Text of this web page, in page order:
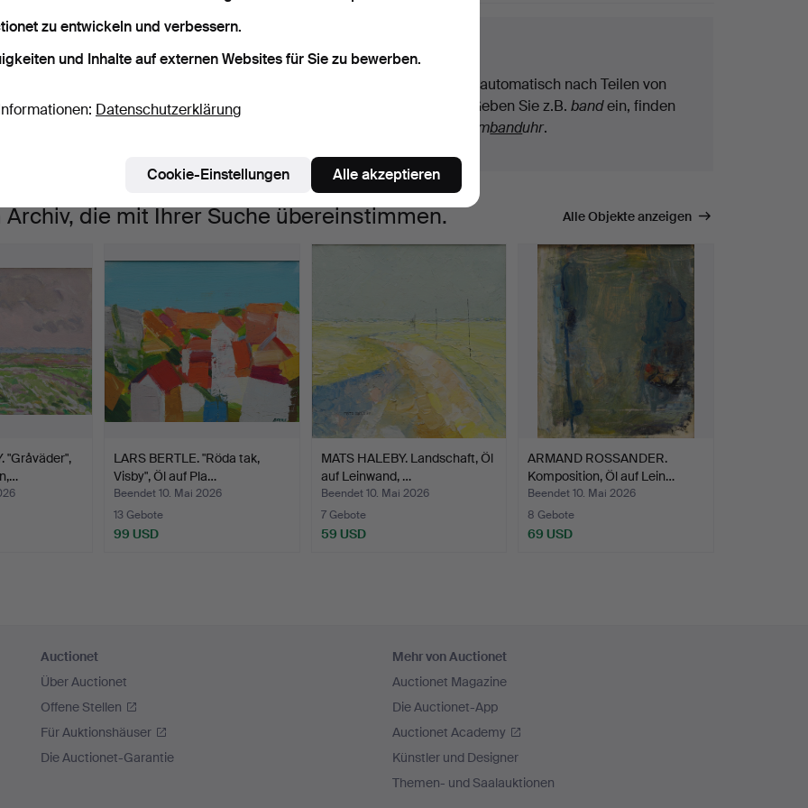
Wir suchen automatisch nach Teilen von
Begriffen. Geben Sie z.B.bandein, finden
Armbanduhr.
die mit Ihrer Suche übereinstimmen. Alle Objekte anzeigen
"Gråväder",
LARS BERTLE. "Röda tak,
Visby", Öl auf Pla…
Beendet 10. Mai 2026
13 Gebote
99 USD
MATS HALEBY. Landschaft, Öl
auf Leinwand, …
Beendet 10. Mai 2026
7 Gebote
59 USD
ARMAND ROSSANDER.
Komposition, Öl auf Lein…
Beendet 10. Mai 2026
8 Gebote
69 USD
Auctionet
Über Auctionet
Offene Stellen
Für Auktionshäuser
Die Auctionet-Garantie
Mehr von Auctionet
Auctionet Magazine
Die Auctionet-App
Auctionet Academy
Künstler und Designer
Themen- und Saalauktionen
zu entwickeln und verbessern.
und Inhalte auf externen Websites für Sie zu bewerben.
Datenschutzerklärung
Cookie-Einstellungen Alle akzeptieren